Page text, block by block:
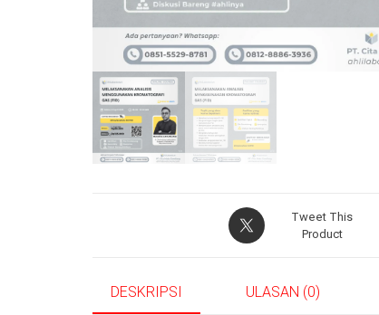
Tweet This
Product
DESKRIPSI ULASAN (0)